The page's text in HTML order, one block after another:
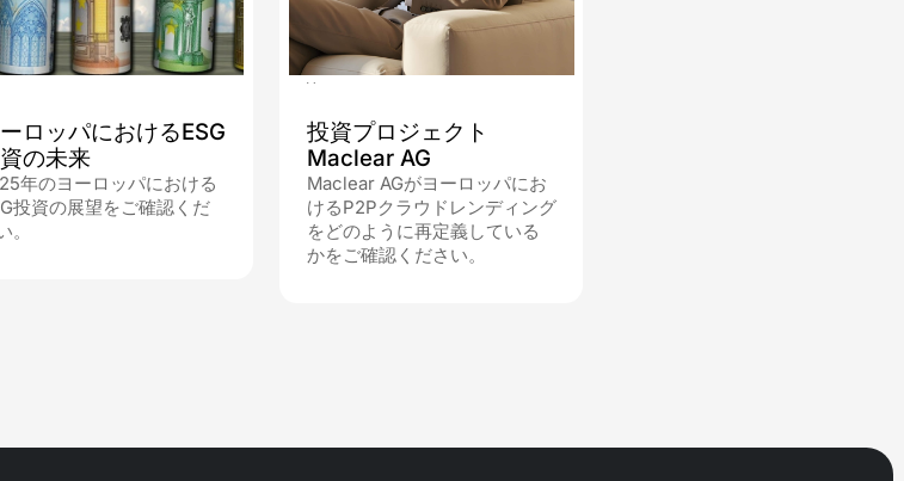
ロッパにおけるESG
の未来
年のヨーロッパにおける
投資の展望をご確認くだ
。
投資プロジェクト
Maclear AG
Maclear AGがヨーロッパにお
けるP2Pクラウドレンディング
をどのように再定義している
かをご確認ください。